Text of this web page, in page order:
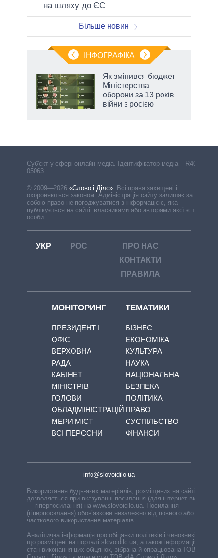
на шляху до ЄС
Більше новин
ІНФОГРАФІКА
Як змінився бюджет
Міністерства
оборони за 13 років
війни з росією
Cуб'єкт у сфері онлайн-медіа. Ідентифікатор медіа – R40-
05063
© 2009—2026 «Слово і Діло» Всі права захищені і
охороняються законом. Адміністрація сайту залишає за
собою право не погоджуватися з інформацією, яка
публікується на сайті, власниками або авторами якої є треті
особи.
УКР РОС
ПРО НАС
КОНТАКТИ
ПРАВИЛА
МОНІТОРИНГ
ПРЕЗИДЕНТ І
ОФІС
ВЕРХОВНА
РАДА
КАБІНЕТ
МІНІСТРІВ
ГОЛОВИ
ОБЛАДМІНІСТРАЦІЙ
МЕРИ МІСТ
ВСІ ПЕРСОНИ
ТЕМАТИКИ
БІЗНЕС
ЕКОНОМІКА
КУЛЬТУРА
НАУКА
НАЦІОНАЛЬНА
БЕЗПЕКА
ПОЛІТИКА
ПРАВО
СУСПІЛЬСТВО
ФІНАНСИ
info@slovoidilo.ua
Використання будь-яких матеріалів, розміщених на сайті,
дозволяється при вказуванні посилання (для інтернет-видань
— гіперпосилання) на www.slovoidilo.ua. Посилання
(гіперпосилання) обов’язкове незалежно від повного або
часткового використання матеріалів.
Аналітична інформація про обіцянки політиків і чиновників,
що розміщені на порталі slovoidilo.ua, а також інформація про
стан виконання цих обіцянок, зібрана й опрацьована ТОВ «ІА